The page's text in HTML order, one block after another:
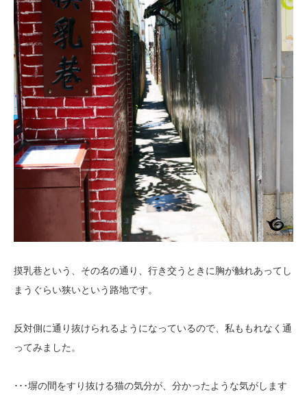
摸乳巷という、その名の通り、行き交うときに胸が触れあってし
まうぐらい狭いという路地です。
反対側に通り抜けられるようになっているので、私ももれなく通
ってみました。
･･･塀の間をすり抜ける猫の気分が、分かったような気がします